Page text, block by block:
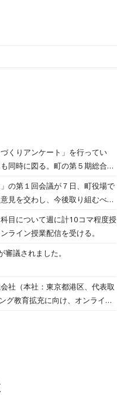
くりアンケート」を行ってい
同時に図る。町の第５期総合計
の第１回会議が７日、町役場で
見を交わし、今後取り組むべき
目について週に計10コマ程度授
ライン授業配信を受ける。
議されました。
社（本社：東京都港区、代表取
グ教育拡充に向け、オンライン